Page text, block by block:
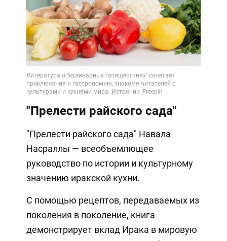
"Прелести райского сада"
"Прелести райского сада" Навала
Насраллы — всеобъемлющее
руководство по истории и культурному
значению иракской кухни.
С помощью рецептов, передаваемых из
поколения в поколение, книга
демонстрирует вклад Ирака в мировую